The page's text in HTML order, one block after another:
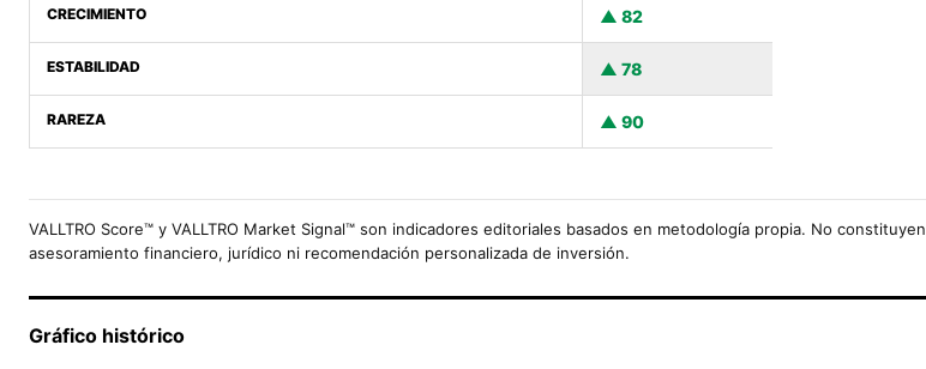
CRECIMIENTO 82
ESTABILIDAD 78
RAREZA 90
VALLTRO Score™ y VALLTRO Market Signal™ son indicadores editoriales basados en metodología propia. No constituyen
asesoramiento financiero, jurídico ni recomendación personalizada de inversión.
Gráfico histórico